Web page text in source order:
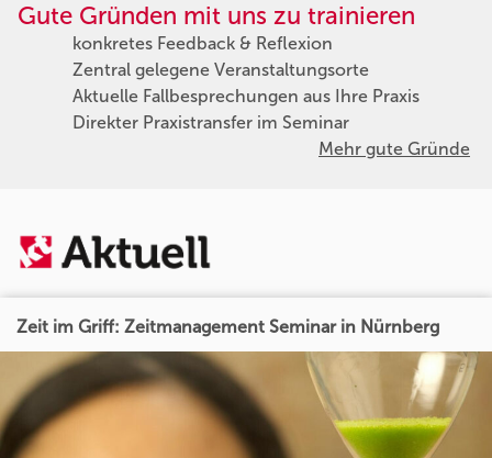
Gute Gründen mit uns zu trainieren
konkretes Feedback & Reflexion
Zentral gelegene Veranstaltungsorte
Aktuelle Fallbesprechungen aus Ihre Praxis
Direkter Praxistransfer im Seminar
Mehr gute Gründe
Zeit im Griff: Zeitmanagement Seminar in Nürnberg